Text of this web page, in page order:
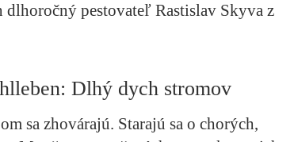
pestovateľ Rastislav Skyva z
Dlhý dych stromov
sa zhovárajú. Starajú sa o chorých,